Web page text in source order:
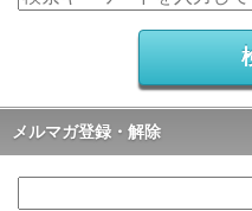
メルマガ登録・解除